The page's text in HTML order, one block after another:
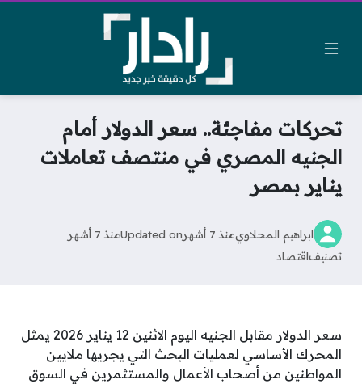
تحركات مفاجئة.. سعر الدولار أمام
الجنيه المصري في منتصف تعاملات
يناير بمصر
ابراهيم المحلاويمنذ 7 أشهر Updated onمنذ 7 أشهر
تصنيفاقتصاد
سعر الدولار مقابل الجنيه اليوم الاثنين 12 يناير 2026 يمثل
المحرك الأساسي لعمليات البحث التي يجريها ملايين
المواطنين من أصحاب الأعمال والمستثمرين في السوق